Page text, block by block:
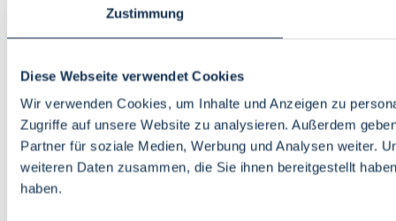
Zustimmung
Diese Webseite verwendet Cookies
Wir verwenden Cookies, um Inhalte und Anzeigen zu
Zugriffe auf unsere Website zu analysieren. Außerdem
Partner für soziale Medien, Werbung und Analysen weiter.
weiteren Daten zusammen, die Sie ihnen bereitgestellt
haben.